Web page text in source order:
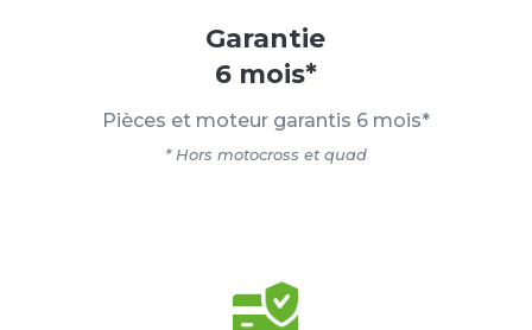
Garantie
6 mois*
Pièces et moteur garantis 6 mois*
* Hors motocross et quad